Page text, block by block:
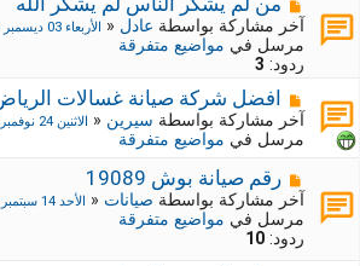
د
ي
د
ة
ش
ر
ك
ة
ج
ي
د
ة
آخر مشاركة بواسطة عادل « الأربعاء 03 ديسمبر 2025, الساعة 14:39
مرسل في مواضيع متفرقة
ردود: 3
م
ش
ر
ك
ة
ج
د
ي
افضل شركة صيانة غسالات الرياض
آخر مشاركة بواسطة سيرين« الاثنين 24 نوفمبر 2025, الساعة 15:33
مرسل في مواضيع متفرقة
م
ش
ر
ك
رقم صيانة بوش 19089
آخر مشاركة بواسطة صيانات« الأحد 14 سبتمبر 2025, الساعة 07:17
مرسل في مواضيع متفرقة
ردود: 10